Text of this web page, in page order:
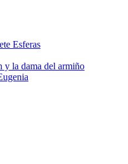
Esferas
y la dama del armiño